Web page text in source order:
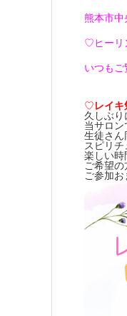
熊本市中
♡ヒーリ
いつも
♡レイ
久しぶ
当サロ
生徒さん
スピリ
楽しい時
ご希望
ご参加